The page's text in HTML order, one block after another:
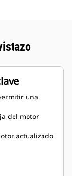
una
del motor
actualizado